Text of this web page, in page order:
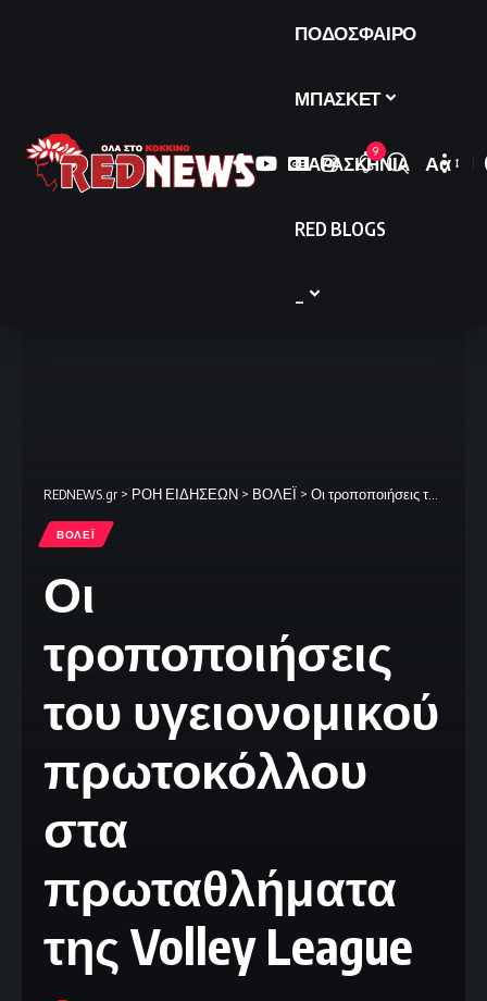
ΠΟΔΟΣΦΑΙΡΟ
ΜΠΑΣΚΕΤ
ΠΑΡΑΣΚΗΝΙΑ
RED BLOGS
9
Font
Αα
REDNEWS.gr > ΡΟΗ ΕΙΔΗΣΕΩΝ > ΒΟΛΕΪ > Οι τροποποιήσεις του υγειονομικού πρωτοκόλλου στα πρωταθλήματα της Volley League
ΒΟΛΕΪ
Οι
τροποποιήσεις
του υγειονομικού
πρωτοκόλλου
στα
πρωταθλήματα
της Volley League